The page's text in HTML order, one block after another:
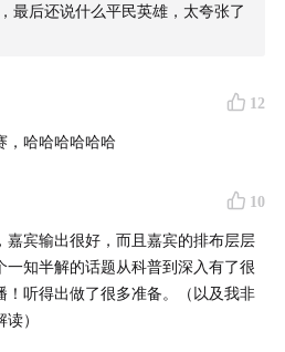
高的社交货币
代社交货币是怎么贬值的
们关注有沉浸感的线下生活
，Hyrox更接近大众对肌肉的审
息，让Hyrox不比赛时也能有传
不应该被它们的标签化吓退，你只需
选择适合的难度。
节目里有些过度渲染这个运动的难
。 以及你的教练那么说，可以考虑
的新的一年里身体健康
最后还说什么平民英雄，太夸张了
12
，哈哈哈哈哈哈
10
嘉宾输出很好，而且嘉宾的排布层层
一知半解的话题从科普到深入有了很
！听得出做了很多准备。（以及我非
）